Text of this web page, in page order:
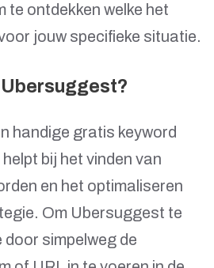
te ontdekken welke het
jouw specifieke situatie.
handige gratis keyword
bij het vinden van
en het optimaliseren
Om Ubersuggest te
door simpelweg de